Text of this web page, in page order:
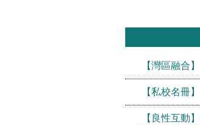
【灣區融合
【私校名冊
【良性互動